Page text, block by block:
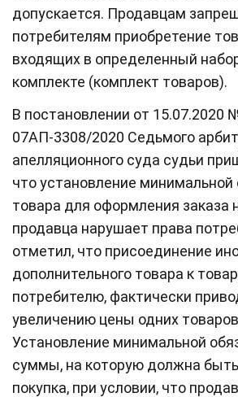
допускается. Продавцам
потребителям приобретение
входящих в определенный
комплекте (комплект товаров).
В постановлении от 15.07.2020
07АП-3308/2020 Седьмого
апелляционного суда судьи
что установление
товара для оформления заказа
продавца нарушает права
отметил, что присоединение
дополнительного товара к
потребителю, фактически
увеличению цены одних
Установление минимальной
суммы, на которую должна
покупка, при условии, что